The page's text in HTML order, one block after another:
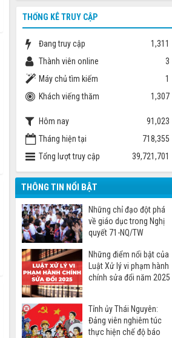
THỐNG KÊ TRUY CẬP
Đang truy cập
1,311
Thành viên online
3
Máy chủ tìm kiếm
1
Khách viếng thăm
1,307
Hôm nay
91,023
Tháng hiện tại
718,355
Tổng lượt truy cập
39,721,701
THÔNG TIN NỔI BẬT
Những chỉ đạo đột phá
về giáo dục trong Nghị
quyết 71-NQ/TW
Những điểm nổi bật của
Luật Xử lý vi phạm hành
chính sửa đổi năm 2025
Tỉnh ủy Thái Nguyên:
Đảng viên nghiêm túc
thực hiện chế độ báo